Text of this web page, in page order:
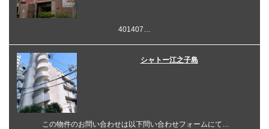
401407…
シャトー江之子島
この物件のお問い合わせは以下問い合わせフォームにて…